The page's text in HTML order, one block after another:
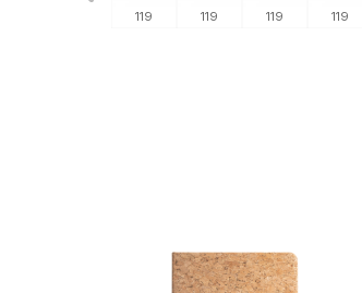
119 119 119 119